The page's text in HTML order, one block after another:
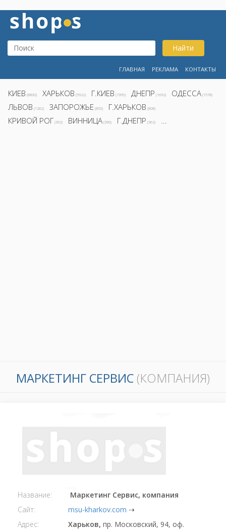
Найти
ГЛАВНАЯ РЕКЛАМА КОНТАКТЫ
КИЕВ (8800) ХАРЬКОВ (5922) Г.КИЕВ (1995) ДНЕПР (1692) ОДЕССА (1578)
ЛЬВОВ (1282) ЗАПОРОЖЬЕ (855) Г.ХАРЬКОВ (808)
КРИВОЙ РОГ (392) ВИННИЦА (390) Г.ДНЕПР (362) ...
МАРКЕТИНГ СЕРВИС (КОМПАНИЯ)
Название:
Маркетинг Сервис, компания
Сайт:
msu-kharkov.com ⇢
Адрес:
Харьков, пр. Московский, 94, оф.